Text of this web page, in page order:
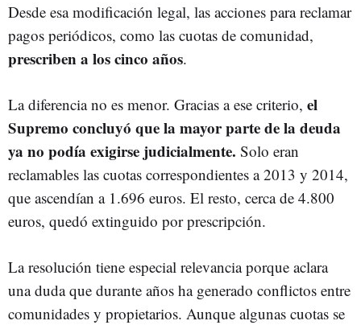
Desde esa modificación legal, las acciones para reclamar
pagos periódicos, como las cuotas de comunidad,
prescriben a los cinco años.
La diferencia no es menor. Gracias a ese criterio, el
Supremo concluyó que la mayor parte de la deuda
ya no podía exigirse judicialmente. Solo eran
reclamables las cuotas correspondientes a 2013 y 2014,
que ascendían a 1.696 euros. El resto, cerca de 4.800
euros, quedó extinguido por prescripción.
La resolución tiene especial relevancia porque aclara
una duda que durante años ha generado conflictos entre
comunidades y propietarios. Aunque algunas cuotas se